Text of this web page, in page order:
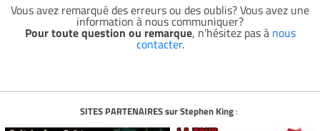
Vous avez remarqué des erreurs ou des oublis? Vous avez une
information à nous communiquer?
Pour toute question ou remarque, n'hésitez pas à nous
contacter.
SITES PARTENAIRES sur Stephen King: